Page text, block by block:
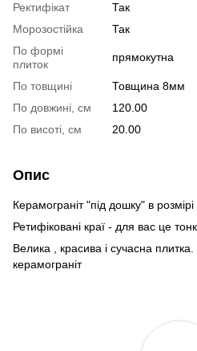
Ректифікат
Так
Морозостійка
Так
По формі
плиток
прямокутна
По товщині
Товщина 8мм
По довжині, см
120.00
По висоті, см
20.00
Опис
Керамограніт "під дошку" в
Ретифіковані краї - для вас це
Велика , красива і сучасна
керамограніт